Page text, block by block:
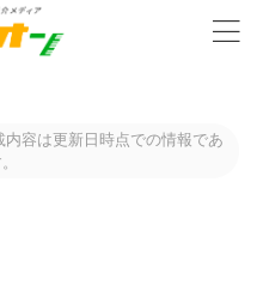
内容は更新日時点での情報であ